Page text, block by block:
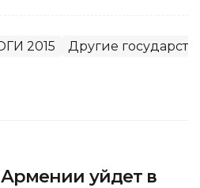
2015 Другие
уйдет в